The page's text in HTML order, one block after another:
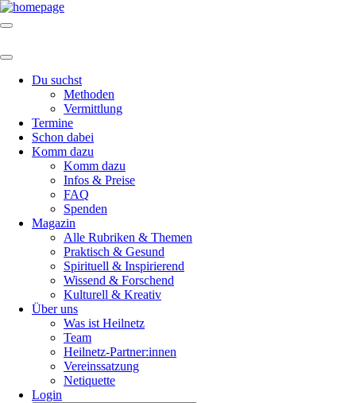
Du suchst
Methoden
Vermittlung
Termine
Schon dabei
Komm dazu
Komm dazu
Infos & Preise
FAQ
Spenden
Magazin
Alle Rubriken & Themen
Praktisch & Gesund
Spirituell & Inspirierend
Wissend & Forschend
Kulturell & Kreativ
Über uns
Was ist Heilnetz
Team
Heilnetz-Partner:innen
Vereinssatzung
Netiquette
Login